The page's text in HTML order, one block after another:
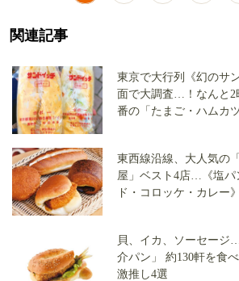
関連記事
東京で大行列《幻のサ
面で大調査…！なんと2
番の「たまご・ハムカ
東西線沿線、大人気の
屋」ベスト4店…《塩パ
ド・コロッケ・カレー
貝、イカ、ソーセージ
介パン」 約130軒を食
激推し4選